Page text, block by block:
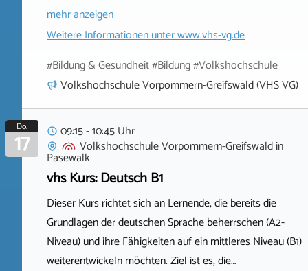
mehr anzeigen
Weitere Informationen unterwww.vhs-vg.de
#Bildung & Gesundheit #Bildung #Volkshochschule
Volkshochschule Vorpommern-Greifswald (VHS VG)
Do.
17
09:15 - 10:45 Uhr
Volkshochschule Vorpommern-Greifswaldin
Pasewalk
vhs Kurs: Deutsch B1
Dieser Kurs richtet sich an Lernende, die bereits die
Grundlagen der deutschen Sprache beherrschen (A2-
Niveau) und ihre Fähigkeiten auf ein mittleres Niveau (B1)
weiterentwickeln möchten. Ziel ist es, die…